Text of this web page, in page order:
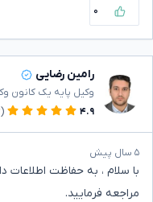
۰
رامین رضایی
وکیل پایه یک کانون
۴.۹
(۹۳۲)
۵ سال پیش
با سلام ، به حفاظت اطلاعات
مراجعه فرمایید.